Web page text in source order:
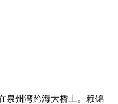
泉州湾跨海大桥上。赖锦